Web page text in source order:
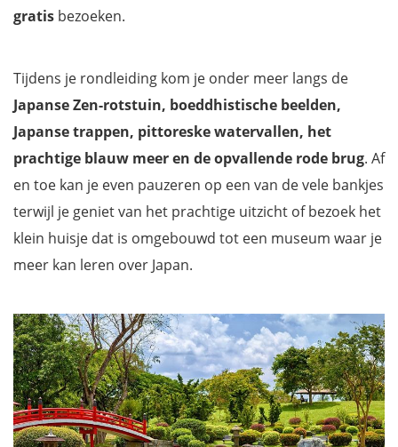
gratis bezoeken.
Tijdens je rondleiding kom je onder meer langs de
Japanse Zen-rotstuin, boeddhistische beelden,
Japanse trappen, pittoreske watervallen, het
prachtige blauw meer en de opvallende rode brug. Af
en toe kan je even pauzeren op een van de vele bankjes
terwijl je geniet van het prachtige uitzicht of bezoek het
klein huisje dat is omgebouwd tot een museum waar je
meer kan leren over Japan.